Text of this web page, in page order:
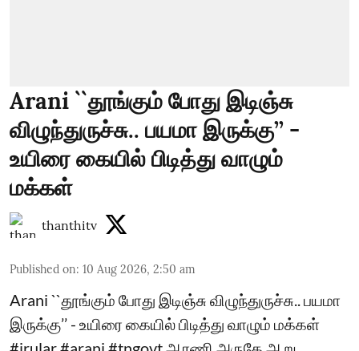
Arani ``தூங்கும் போது இடிஞ்சு
விழுந்துருச்சு.. பயமா இருக்கு’’ -
உயிரை கையில் பிடித்து வாழும்
மக்கள்
thanthitv
Published on: 10 Aug 2026, 2:50 am
Arani ``தூங்கும் போது இடிஞ்சு விழுந்துருச்சு.. பயமா
இருக்கு’’ - உயிரை கையில் பிடித்து வாழும் மக்கள்